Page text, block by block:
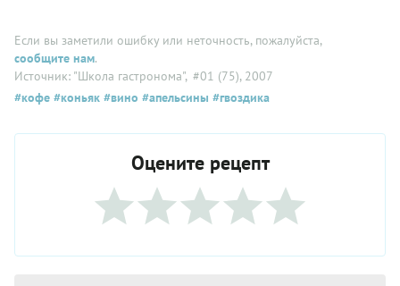
Если вы заметили ошибку или неточность, пожалуйста,
сообщите нам.
Источник: "Школа гастронома", #01 (75), 2007
#кофе #коньяк #вино #апельсины #гвоздика
Оцените рецепт